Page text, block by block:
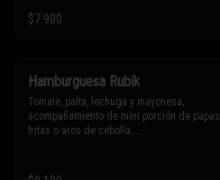
Sólo puedes solicitar eliminar un
ingrediente.
$7.900
Hamburguesa Rubik
Tomate, palta, lechuga y mayonesa,
acompañamiento de mini porción de papas
fritas o aros de cebolla.
* Los ingredientes no son intercambiables.